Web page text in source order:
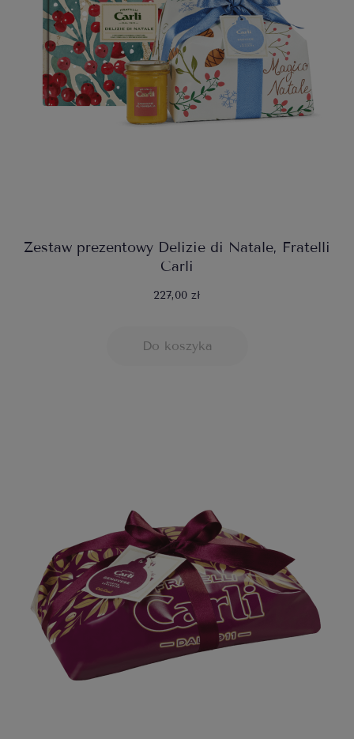
Zestaw prezentowy Delizie di Natale, Fratelli
Carli
227,00 zł
Do koszyka